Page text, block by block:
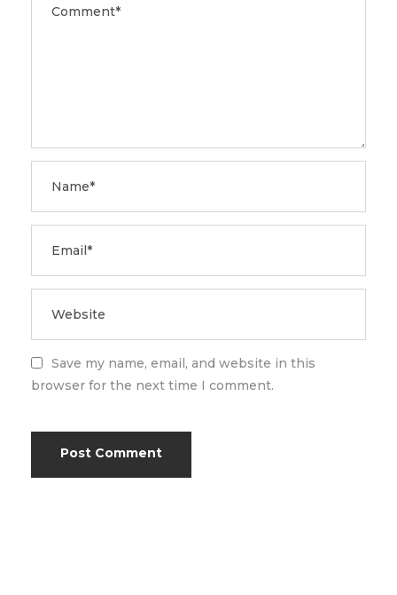
Save my name, email, and website in this
browser for the next time I comment.